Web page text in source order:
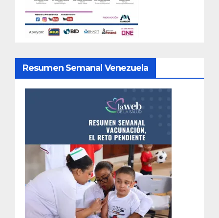
Resumen Semanal Venezuela